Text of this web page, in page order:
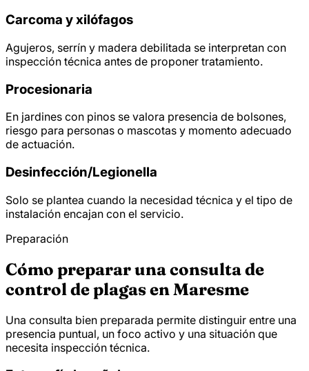
Carcoma y xilófagos
Agujeros, serrín y madera debilitada se interpretan con
inspección técnica antes de proponer tratamiento.
Procesionaria
En jardines con pinos se valora presencia de bolsones,
riesgo para personas o mascotas y momento adecuado
de actuación.
Desinfección/Legionella
Solo se plantea cuando la necesidad técnica y el tipo de
instalación encajan con el servicio.
Preparación
Cómo preparar una consulta de
control de plagas en Maresme
Una consulta bien preparada permite distinguir entre una
presencia puntual, un foco activo y una situación que
necesita inspección técnica.